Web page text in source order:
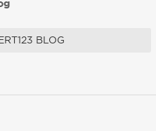
BLOG